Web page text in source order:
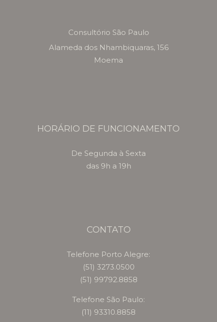
Consultório São Paulo
Alameda dos Nhambiquaras, 156
Moema
HORÁRIO DE FUNCIONAMENTO
De Segunda à Sexta
das 9h a 19h
CONTATO
Telefone Porto Alegre:
(51) 3273.0500
(51) 99792.8858
Telefone São Paulo:
(11) 93310.8858